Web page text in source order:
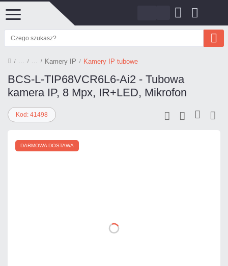
Kamery IP Kamery IP tubowe
BCS-L-TIP68VCR6L6-Ai2 - Tubowa
kamera IP, 8 Mpx, IR+LED, Mikrofon
Kod: 41498
DARMOWA DOSTAWA